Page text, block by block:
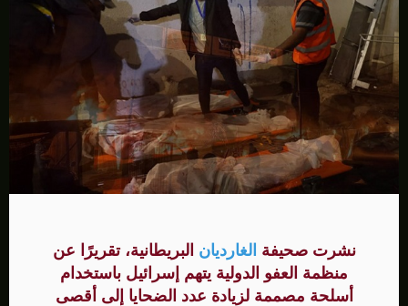
نشرت صحيفة الغارديان البريطانية، تقريرًا عن
منظمة العفو الدولية يتهم إسرائيل باستخدام
أسلحة مصممة لزيادة عدد الضحايا إلى أقصى